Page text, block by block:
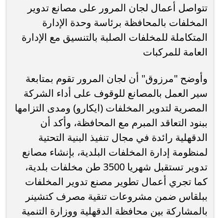
تتواصل أعمال لجان المرور على مصانع تدوير
المخلفات بالمحافظة برئاسة وحدة الإدارة
المتكاملة للمخلفات الصلبة بالتنسيق مع الإدارة
العامة للمركبات
وأوضح "مرزوق" أن لجان المرور تقوم بمتابعة
سير العمل بالمصانع للوقوف على أداء الشركة
المصرية لتدوير المخلفات (ايكارو) ومدى التزامها
ببنود التعاقد المبرم مع المحافظة، وأكد أن
الدقهلية رائدة في مجال تنفيذ البنية التحتية
لمنظومة إدارة المخلفات البلدية، بإنشاء مصانع
تدوير تستقبل شهريا 3500 طن مخلفات بلدية،
كما تجري أعمال تطوير مصنع تدوير المخلفات
ببلقاس ضمن مشروعات تنقية مصرف كتشينر
بالمشاركة بين محافظة الدقهلية ووزارة التنمية